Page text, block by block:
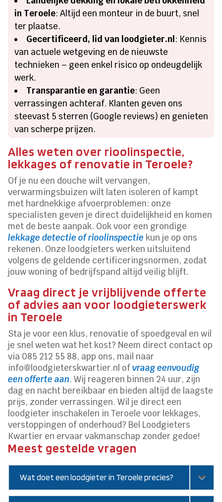
in Teroele: Altijd een monteur in de buurt, snel
ter plaatse.
Gecertificeerd, lid van loodgieter.nl : Kennis
van actuele wetgeving en de nieuwste
technieken – geen enkel risico op ondeugdelijk
werk.
Transparantie en garantie: Geen
verrassingen achteraf. Klanten geven ons
steevast 5 sterren (Google reviews) en genieten
van scherpe prijzen.
Alles weten over rioolinspectie,
lekkages of renovatie in Teroele?
Of je nu een douche wilt vervangen,
verwarmingsbuizen wilt laten isoleren of kampt
met hardnekkige afvoerproblemen: onze
specialisten geven je direct duidelijkheid en komen
met de beste aanpak. Ook voor een grondige
lekkage detectie of rioolinspectie kun je op ons
rekenen. Onze loodgieters werken uitsluitend
volgens de geldende certificeringsnormen, zodat
jouw woning of bedrijfspand altijd veilig blijft.
Vraag direct je vrijblijvende offerte
of advies aan voor loodgieterswerk
in Teroele
Sta je voor een klus, renovatie of spoedgeval en wil
je snel weten wat het kost? Neem direct contact op
via 085 212 55 88, app ons, mail naar
info@loodgieterskwartier.nl ofvraag eenvoudig
een offerte aan. Wij reageren binnen 24 uur, zijn
dag en nacht bereikbaar en bieden altijd de laagste
prijs, zonder verrassingen. Wil je direct een
loodgieter inschakelen in Teroele voor lekkages,
verstoppingen of onderhoud? Bel Loodgieters
Kwartier en ervaar vakmanschap zonder gedoe!
Meest gestelde vragen
Wat doet een loodgieter in Teroele precies?